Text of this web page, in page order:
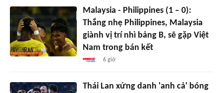
Malaysia - Philippines (1 – 0):
Thắng nhẹ Philippines, Malaysia
giành vị trí nhì bảng B, sẽ gặp Việt
Nam trong bán kết
6 giờ
Thái Lan xứng danh 'anh cả' bóng